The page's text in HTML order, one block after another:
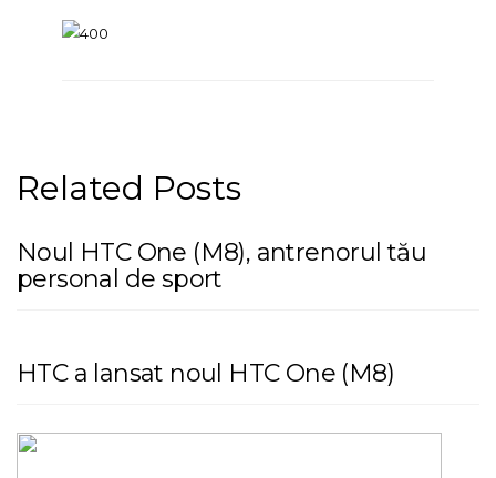
Related Posts
Noul HTC One (M8), antrenorul tău
personal de sport
HTC a lansat noul HTC One (M8)